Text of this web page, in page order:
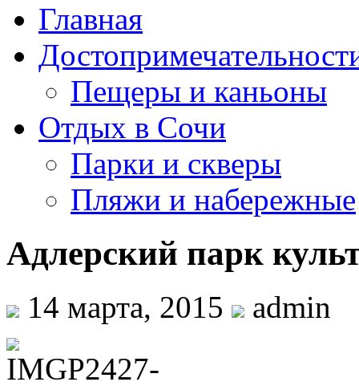
Главная
Пещеры и каньоны
Отдых в Сочи
Парки и скверы
Пляжи и набережные
Адлерский парк
14 марта, 2015 admin